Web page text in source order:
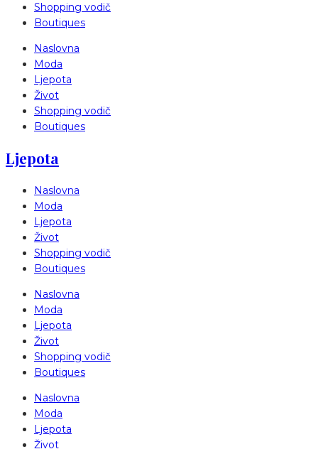
Shopping vodič
Boutiques
Naslovna
Moda
Ljepota
Život
Shopping vodič
Boutiques
Ljepota
Naslovna
Moda
Ljepota
Život
Shopping vodič
Boutiques
Naslovna
Moda
Ljepota
Život
Shopping vodič
Boutiques
Naslovna
Moda
Ljepota
Život